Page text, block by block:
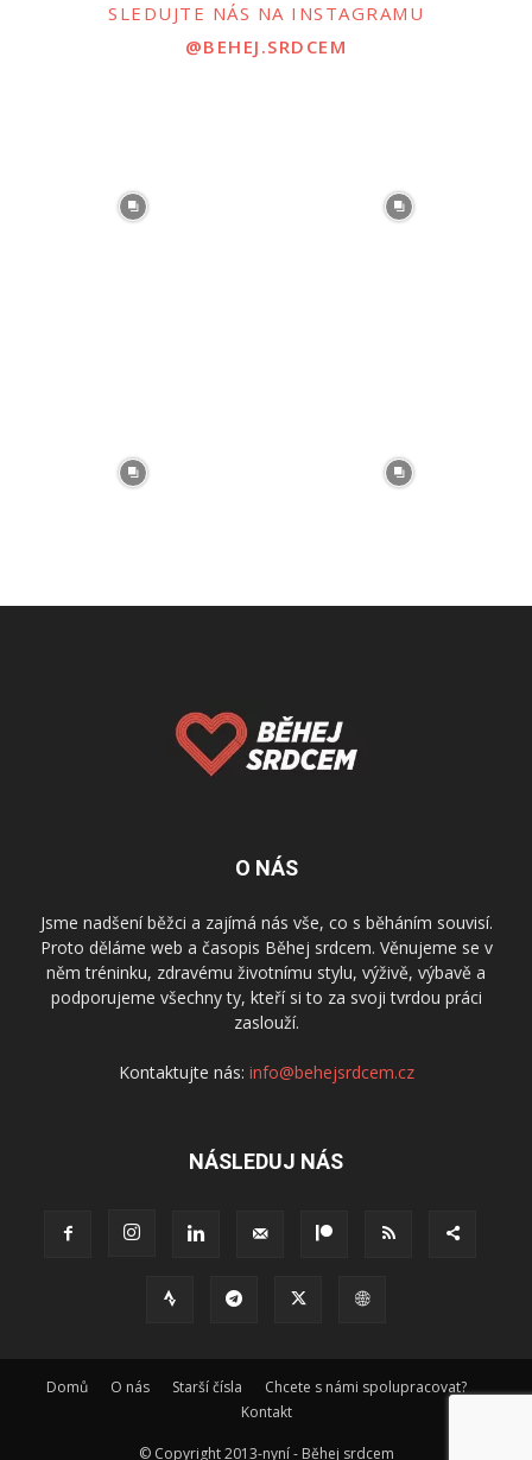
SLEDUJTE NÁS NA INSTAGRAMU
@BEHEJ.SRDCEM
O NÁS
Jsme nadšení běžci a zajímá nás vše, co s běháním souvisí.
Proto děláme web a časopis Běhej srdcem. Věnujeme se v
něm tréninku, zdravému životnímu stylu, výživě, výbavě a
podporujeme všechny ty, kteří si to za svoji tvrdou práci
zaslouží.
Kontaktujte nás: info@behejsrdcem.cz
NÁSLEDUJ NÁS
Domů O nás Starší čísla
Chcete s námi spolupracovat?
Kontakt
© Copyright 2013-nyní - Běhej srdcem